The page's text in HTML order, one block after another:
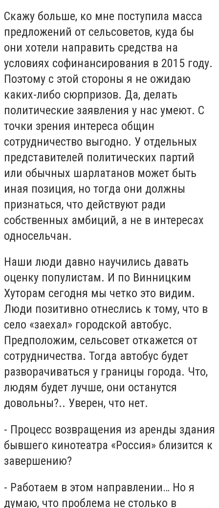
Скажу больше, ко мне поступила масса
предложений от сельсоветов, куда бы
они хотели направить средства на
условиях софинансирования в 2015 году.
Поэтому с этой стороны я не ожидаю
каких-либо сюрпризов. Да, делать
политические заявления у нас умеют. С
точки зрения интереса общин
сотрудничество выгодно. У отдельных
представителей политических партий
или обычных шарлатанов может быть
иная позиция, но тогда они должны
признаться, что действуют ради
собственных амбиций, а не в интересах
односельчан.
Наши люди давно научились давать
оценку популистам. И по Винницким
Хуторам сегодня мы четко это видим.
Люди позитивно отнеслись к тому, что в
село «заехал» городской автобус.
Предположим, сельсовет откажется от
сотрудничества. Тогда автобус будет
разворачиваться у границы города. Что,
людям будет лучше, они останутся
довольны?.. Уверен, что нет.
- Процесс возвращения из аренды здания
бывшего кинотеатра «Россия» близится к
завершению?
- Работаем в этом направлении… Но я
думаю, что проблема не столько в